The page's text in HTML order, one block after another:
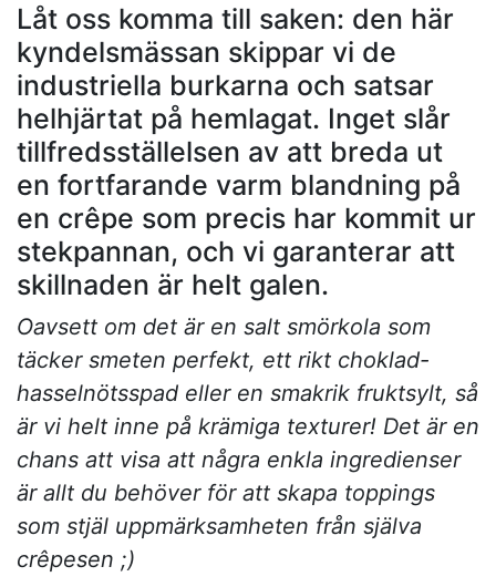
Låt oss komma till saken: den här
kyndelsmässan skippar vi de
industriella burkarna och satsar
helhjärtat på hemlagat. Inget slår
tillfredsställelsen av att breda ut
en fortfarande varm blandning på
en crêpe som precis har kommit ur
stekpannan, och vi garanterar att
skillnaden är helt galen.
Oavsett om det är en salt smörkola som
täcker smeten perfekt, ett rikt choklad-
hasselnötsspad eller en smakrik fruktsylt, så
är vi helt inne på krämiga texturer! Det är en
chans att visa att några enkla ingredienser
är allt du behöver för att skapa toppings
som stjäl uppmärksamheten från själva
crêpesen ;)